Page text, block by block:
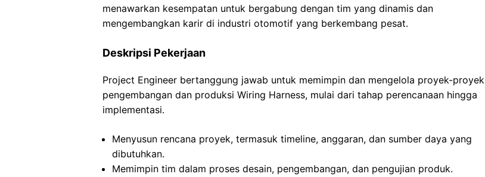
menawarkan kesempatan untuk bergabung dengan tim yang dinamis dan
mengembangkan karir di industri otomotif yang berkembang pesat.
Deskripsi Pekerjaan
Project Engineer bertanggung jawab untuk memimpin dan mengelola proyek-proyek
pengembangan dan produksi Wiring Harness, mulai dari tahap perencanaan hingga
implementasi.
Menyusun rencana proyek, termasuk timeline, anggaran, dan sumber daya yang
dibutuhkan.
Memimpin tim dalam proses desain, pengembangan, dan pengujian produk.